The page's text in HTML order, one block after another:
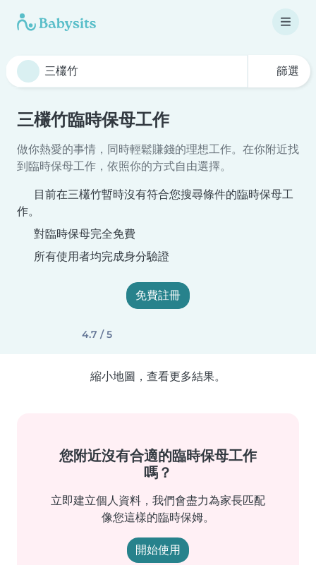
篩選
三欉竹臨時保母工作
做你熱愛的事情，同時輕鬆賺錢的理想工作。在你附近找
到臨時保母工作，依照你的方式自由選擇。
目前在三欉竹暫時沒有符合您搜尋條件的臨時保母工
作。
對臨時保母完全免費
所有使用者均完成身分驗證
免費註冊
4.7 / 5
縮小地圖，查看更多結果。
您附近沒有合適的臨時保母工作
嗎？
立即建立個人資料，我們會盡力為家長匹配
像您這樣的臨時保姆。
開始使用